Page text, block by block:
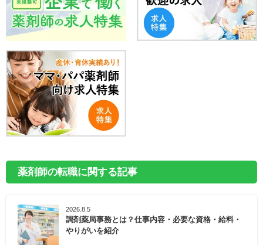
薬剤師の転職に関する記事
2026.8.5
調剤薬局事務とは？仕事内容・必要な資格・給料・
やりがいを紹介